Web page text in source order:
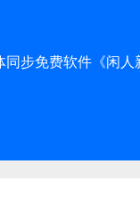
步免费软件《闲人